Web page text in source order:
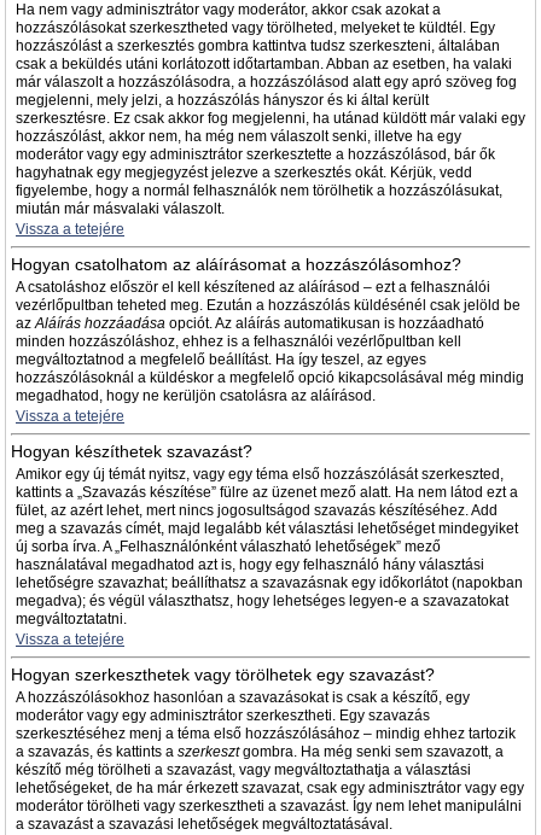
Ha nem vagy adminisztrátor vagy moderátor, akkor csak azokat a
hozzászólásokat szerkesztheted vagy törölheted, melyeket te küldtél. Egy
hozzászólást a szerkesztés gombra kattintva tudsz szerkeszteni, általában
csak a beküldés utáni korlátozott időtartamban. Abban az esetben, ha valaki
már válaszolt a hozzászólásodra, a hozzászólásod alatt egy apró szöveg fog
megjelenni, mely jelzi, a hozzászólás hányszor és ki által került
szerkesztésre. Ez csak akkor fog megjelenni, ha utánad küldött már valaki egy
hozzászólást, akkor nem, ha még nem válaszolt senki, illetve ha egy
moderátor vagy egy adminisztrátor szerkesztette a hozzászólásod, bár ők
hagyhatnak egy megjegyzést jelezve a szerkesztés okát. Kérjük, vedd
figyelembe, hogy a normál felhasználók nem törölhetik a hozzászólásukat,
miután már másvalaki válaszolt.
Vissza a tetejére
Hogyan csatolhatom az aláírásomat a hozzászólásomhoz?
A csatoláshoz először el kell készítened az aláírásod – ezt a felhasználói
vezérlőpultban teheted meg. Ezután a hozzászólás küldésénél csak jelöld be
azAláírás hozzáadása opciót. Az aláírás automatikusan is hozzáadható
minden hozzászóláshoz, ehhez is a felhasználói vezérlőpultban kell
megváltoztatnod a megfelelő beállítást. Ha így teszel, az egyes
hozzászólásoknál a küldéskor a megfelelő opció kikapcsolásával még mindig
megadhatod, hogy ne kerüljön csatolásra az aláírásod.
Vissza a tetejére
Hogyan készíthetek szavazást?
Amikor egy új témát nyitsz, vagy egy téma első hozzászólását szerkeszted,
kattints a „Szavazás készítése” fülre az üzenet mező alatt. Ha nem látod ezt a
fület, az azért lehet, mert nincs jogosultságod szavazás készítéséhez. Add
meg a szavazás címét, majd legalább két választási lehetőséget mindegyiket
új sorba írva. A „Felhasználónként válaszható lehetőségek” mező
használatával megadhatod azt is, hogy egy felhasználó hány választási
lehetőségre szavazhat; beállíthatsz a szavazásnak egy időkorlátot (napokban
megadva); és végül választhatsz, hogy lehetséges legyen-e a szavazatokat
megváltoztatatni.
Vissza a tetejére
Hogyan szerkeszthetek vagy törölhetek egy szavazást?
A hozzászólásokhoz hasonlóan a szavazásokat is csak a készítő, egy
moderátor vagy egy adminisztrátor szerkesztheti. Egy szavazás
szerkesztéséhez menj a téma első hozzászólásához – mindig ehhez tartozik
a szavazás, és kattints a szerkesztgombra. Ha még senki sem szavazott, a
készítő még törölheti a szavazást, vagy megváltoztathatja a választási
lehetőségeket, de ha már érkezett szavazat, csak egy adminisztrátor vagy egy
moderátor törölheti vagy szerkesztheti a szavazást. Így nem lehet manipulálni
a szavazást a szavazási lehetőségek megváltoztatásával.